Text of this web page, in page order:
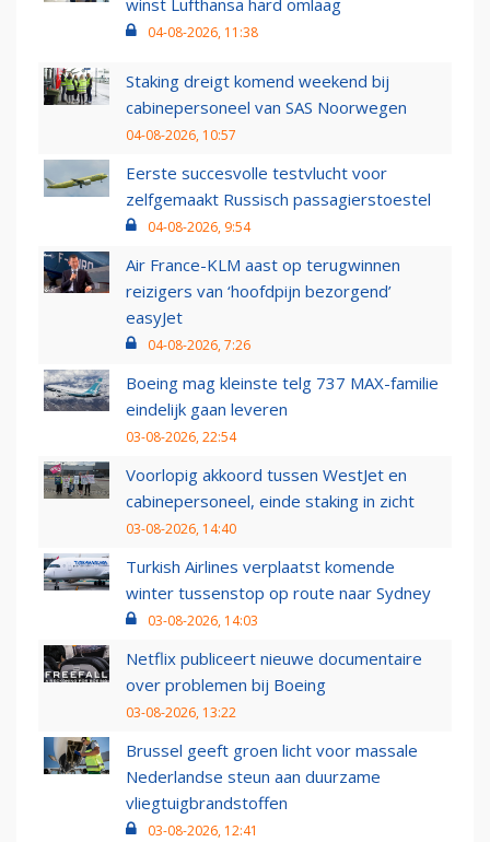
winst Lufthansa hard omlaag
04-08-2026, 11:38
Staking dreigt komend weekend bij
cabinepersoneel van SAS Noorwegen
04-08-2026, 10:57
Eerste succesvolle testvlucht voor
zelfgemaakt Russisch passagierstoestel
04-08-2026, 9:54
Air France-KLM aast op terugwinnen
reizigers van ‘hoofdpijn bezorgend’
easyJet
04-08-2026, 7:26
Boeing mag kleinste telg 737 MAX-familie
eindelijk gaan leveren
03-08-2026, 22:54
Voorlopig akkoord tussen WestJet en
cabinepersoneel, einde staking in zicht
03-08-2026, 14:40
Turkish Airlines verplaatst komende
winter tussenstop op route naar Sydney
03-08-2026, 14:03
Netflix publiceert nieuwe documentaire
over problemen bij Boeing
03-08-2026, 13:22
Brussel geeft groen licht voor massale
Nederlandse steun aan duurzame
vliegtuigbrandstoffen
03-08-2026, 12:41